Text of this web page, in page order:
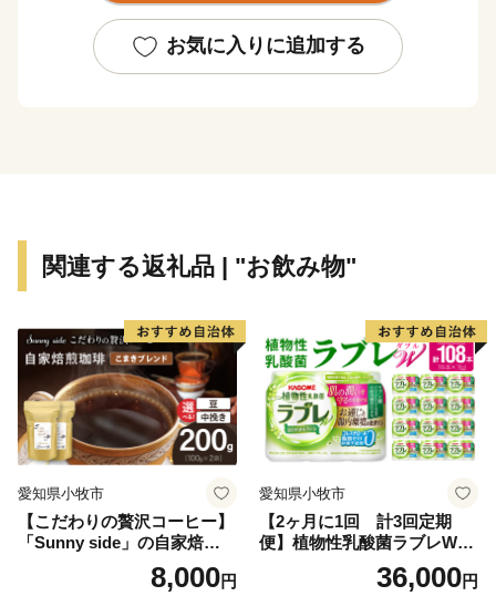
願泉寺（がんせんじ）を中心に形成された寺内町のまち
なみなど、伝統的な文化を肌で感じることができます。
冬は市内に４か所ある温泉＆温浴施設でまったりほっ
目立たんけどもそこそこ住み良い。 なかなかええや
ん！貝塚市。
---------------------------------------------------------------------------
-----
お気に入りに追加する
関連する返礼品 | "お飲み物"
愛知県小牧市
【こだわりの贅沢コーヒー】
「Sunny side」の自家焙煎珈
琲こまきブレンド（200g）
8,000円
愛知県小牧市
【2ヶ月に1回 計3回定期
便】植物性乳酸菌ラブレW
プレーン36本（計108本）
36,000円